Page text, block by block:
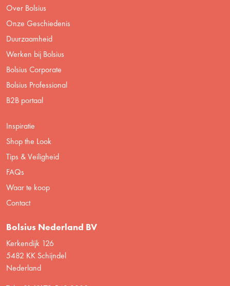
Over Bolsius
Onze Geschiedenis
Duurzaamheid
Werken bij Bolsius
Bolsius Corporate
Bolsius Professional
B2B portaal
Inspiratie
Shop the Look
Tips & Veiligheid
FAQs
Waar te koop
Contact
Bolsius Nederland BV
Kerkendijk 126
5482 KK Schijndel
Nederland